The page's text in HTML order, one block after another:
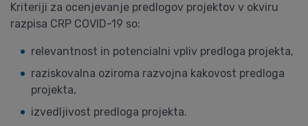
Kriteriji za ocenjevanje predlogov projektov v okviru
razpisa CRP COVID-19 so:
relevantnost in potencialni vpliv predloga projekta,
raziskovalna oziroma razvojna kakovost predloga
projekta,
izvedljivost predloga projekta.